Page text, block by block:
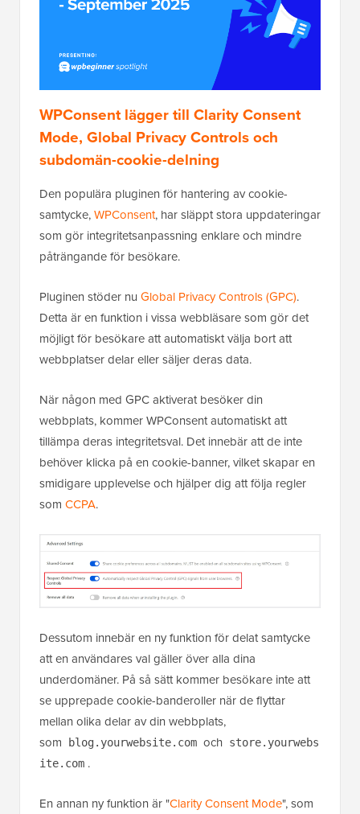
WPConsent lägger till Clarity Consent
Mode, Global Privacy Controls och
subdomän-cookie-delning
Den populära pluginen för hantering av cookie-
samtycke,WPConsent, har släppt stora uppdateringar
som gör integritetsanpassning enklare och mindre
påträngande för besökare.
Pluginen stöder nu Global Privacy Controls (GPC).
Detta är en funktion i vissa webbläsare som gör det
möjligt för besökare att automatiskt välja bort att
webbplatser delar eller säljer deras data.
När någon med GPC aktiverat besöker din
webbplats, kommer WPConsent automatiskt att
tillämpa deras integritetsval. Det innebär att de inte
behöver klicka på en cookie-banner, vilket skapar en
smidigare upplevelse och hjälper dig att följa regler
som CCPA.
Dessutom innebär en ny funktion för delat samtycke
att en användares val gäller över alla dina
underdomäner. På så sätt kommer besökare inte att
se upprepade cookie-banderoller när de flyttar
mellan olika delar av din webbplats,
som
blog.yourwebsite.com och store.yourwebs
ite.com .
En annan ny funktion är "Clarity Consent Mode", som